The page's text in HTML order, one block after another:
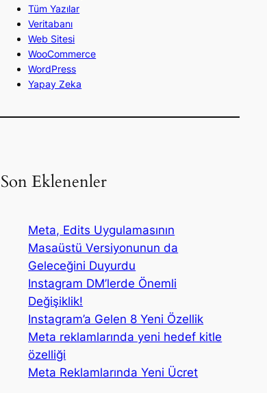
Tüm Yazılar
Veritabanı
Web Sitesi
WooCommerce
WordPress
Yapay Zeka
Son Eklenenler
Meta, Edits Uygulamasının
Masaüstü Versiyonunun da
Geleceğini Duyurdu
Instagram DM’lerde Önemli
Değişiklik!
Instagram’a Gelen 8 Yeni Özellik
Meta reklamlarında yeni hedef kitle
özelliği
Meta Reklamlarında Yeni Ücret